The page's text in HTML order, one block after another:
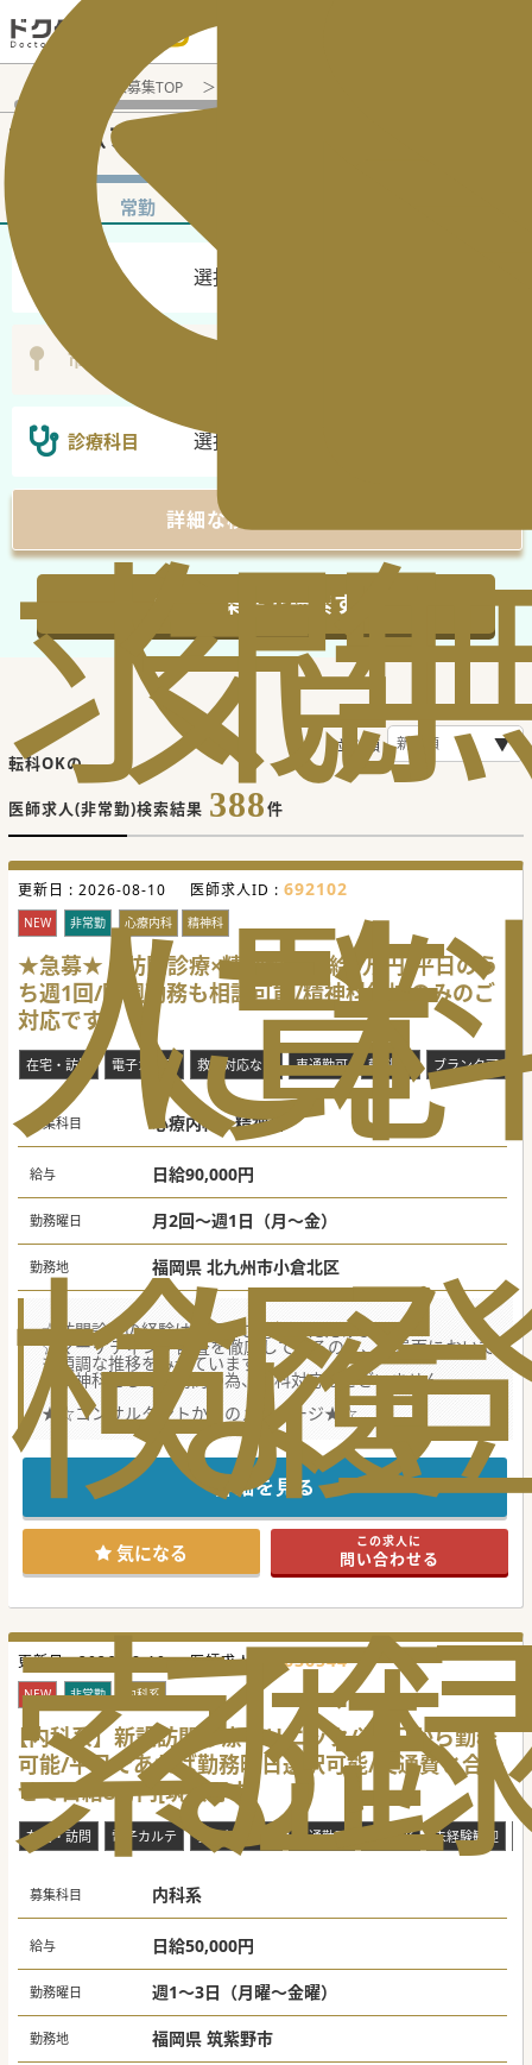
求
人
検
索
気
に
な
る
閲
覧
履
歴
医師転職・求人募集TOP
非常勤（アルバイト）医師求人・転職情報
常勤
選択なし
市区町村
診療科目 選択なし
詳細な検索条件を表示
この条件で検索する
転科OKの
医師求人(非常勤)検索結果 388件
並び順
更新日 : 2026-08-10 医師求人ID : 692102
NEW 非常勤 心療内科 精神科
★急募★【訪問診療×精神科】日給9万円/平日のう
ち週1回/隔週勤務も相談可能/精神科領域のみのご
対応です
在宅・訪問 電子カルテ 救急対応なし 車通勤可 転科OK ブランク可
募集科目 心療内科、精神科
給与 日給90,000円
勤務曜日 月2回～週1日（月～金）
勤務地 福岡県 北九州市小倉北区
☆訪問診療の経験は不問でご応募いただけます。
☆マーケティング調査を徹底しているので、集患面において
も順調な推移をみせています。
☆精神科としての訪問の為、内科対応はございません。
★☆コンサルタントからのメッセージ★☆
福岡県北九州市にございます、訪問診療クリニックからの募
当該法人は多くのクリニックを有しており、運営ノウハウが
しっかり蓄積されています。
少しでもご興味がございましたら、お気軽にお問合せくださ
い。
詳細を見る
気になる この求人に
問い合わせる
更新日 :2026-08-10 医師求人ID : 636544
NEW 非常勤 内科系
【内科系】新設訪問診療クリニック/週1日から勤務
可能/平日であれば勤務曜日選択可能/交通費と合わ
せて日給8万円[筑紫野市]
在宅・訪問 電子カルテ 救急対応なし 車通勤可 転科OK 未経験歓迎
募集科目 内科系
給与 日給50,000円
勤務曜日 週1～3日（月曜～金曜）
勤務地 福岡県 筑紫野市